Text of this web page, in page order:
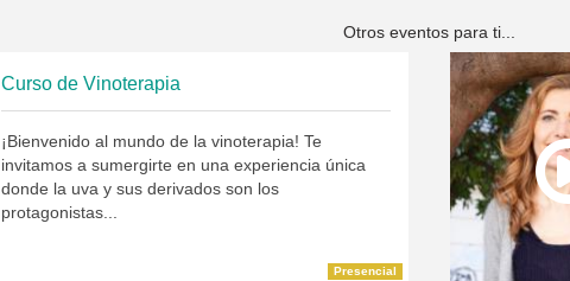
Otros eventos para ti...
Curso de Vinoterapia
¡Bienvenido al mundo de la vinoterapia! Te
invitamos a sumergirte en una experiencia única
donde la uva y sus derivados son los
protagonistas...
Presencial